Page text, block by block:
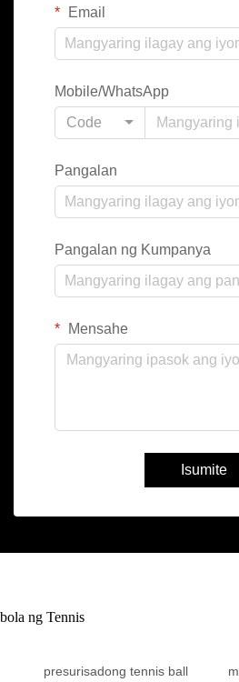
Email
Mobile/WhatsApp
Code
Pangalan
Pangalan ng Kumpanya
Mensahe
Isumite
bola ng Tennis
presurisadong tennis ball